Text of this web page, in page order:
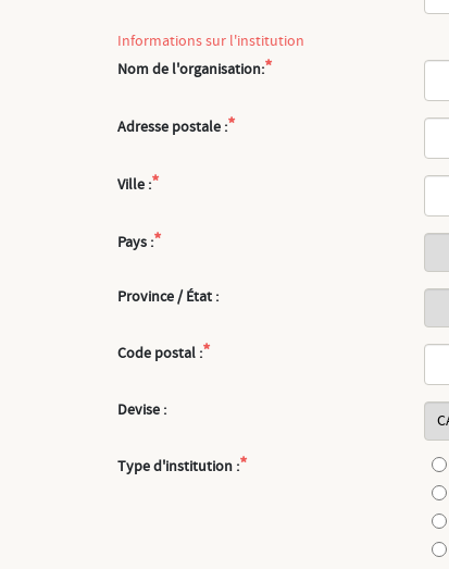
Informations sur l'institution
Nom de l'organisation:*
Adresse postale :*
Ville :*
Pays :*
Province / État :
Code postal :*
Devise :
Type d'institution :*